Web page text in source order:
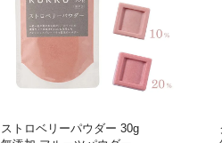
ストロベリーパウダー 30g